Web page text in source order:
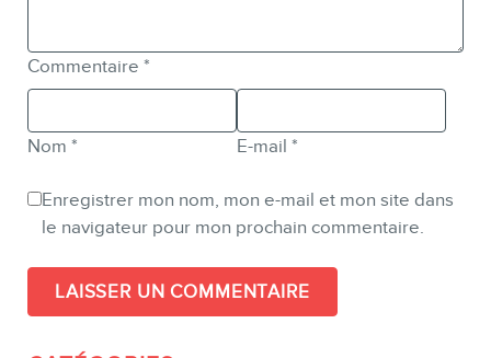
Commentaire *
Nom * E-mail *
Enregistrer mon nom, mon e-mail et mon site dans
le navigateur pour mon prochain commentaire.